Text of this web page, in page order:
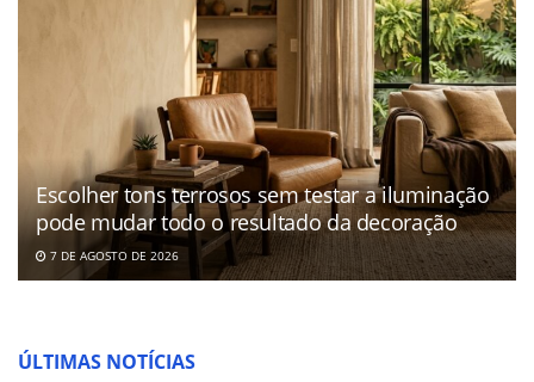
Escolher tons terrosos sem testar a iluminação
pode mudar todo o resultado da decoração
7 DE AGOSTO DE 2026
ÚLTIMAS NOTÍCIAS